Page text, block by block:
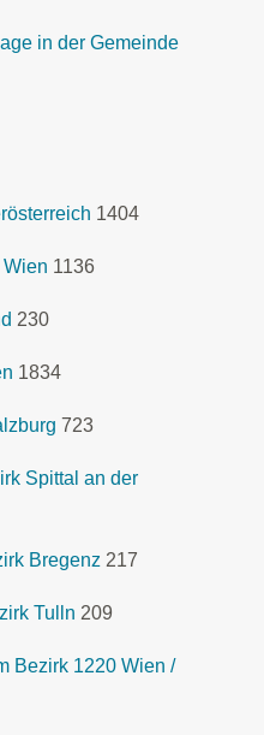
in der Gemeinde
1404
1136
230
1834
723
Spittal an der
Bregenz 217
Tulln 209
Bezirk 1220 Wien /